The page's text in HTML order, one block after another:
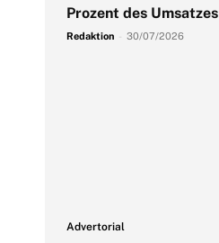
Prozent des Umsatzes
Redaktion 30/07/2026
Advertorial